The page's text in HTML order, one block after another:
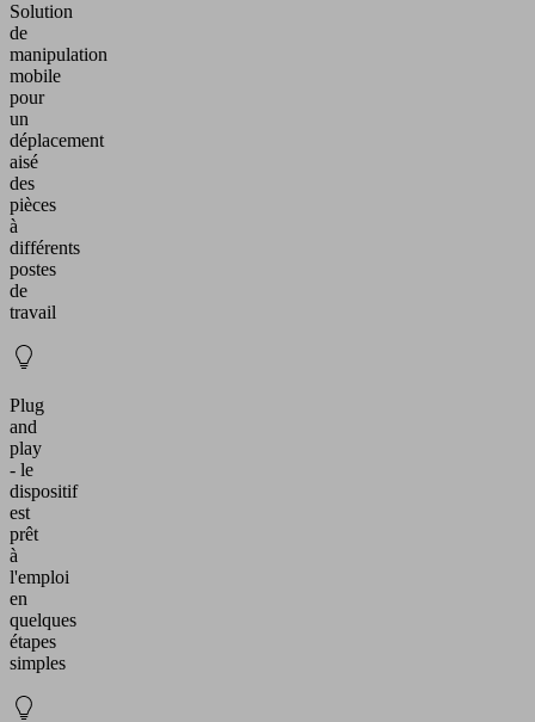
Solution
de
manipulation
mobile
pour
un
déplacement
aisé
des
pièces
à
différents
postes
de
travail
Plug
and
play
- le
dispositif
est
prêt
à
l'emploi
en
quelques
étapes
simples